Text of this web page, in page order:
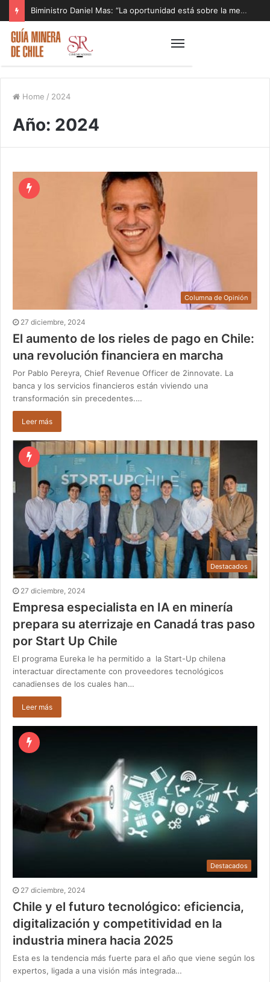
Biministro Daniel Mas: “La oportunidad está sobre la mesa y tenemos que aprovecharla”
Home / 2024
Año: 2024
Columna de Opinión
27 diciembre, 2024
El aumento de los rieles de pago en Chile:
una revolución financiera en marcha
Por Pablo Pereyra, Chief Revenue Officer de 2innovate. La
banca y los servicios financieros están viviendo una
transformación sin precedentes.…
Leer más
Destacados
27 diciembre, 2024
Empresa especialista en IA en minería
prepara su aterrizaje en Canadá tras paso
por Start Up Chile
El programa Eureka le ha permitido a la Start-Up chilena
interactuar directamente con proveedores tecnológicos
canadienses de los cuales han…
Leer más
Destacados
27 diciembre, 2024
Chile y el futuro tecnológico: eficiencia,
digitalización y competitividad en la
industria minera hacia 2025
Esta es la tendencia más fuerte para el año que viene según los
expertos, ligada a una visión más integrada…